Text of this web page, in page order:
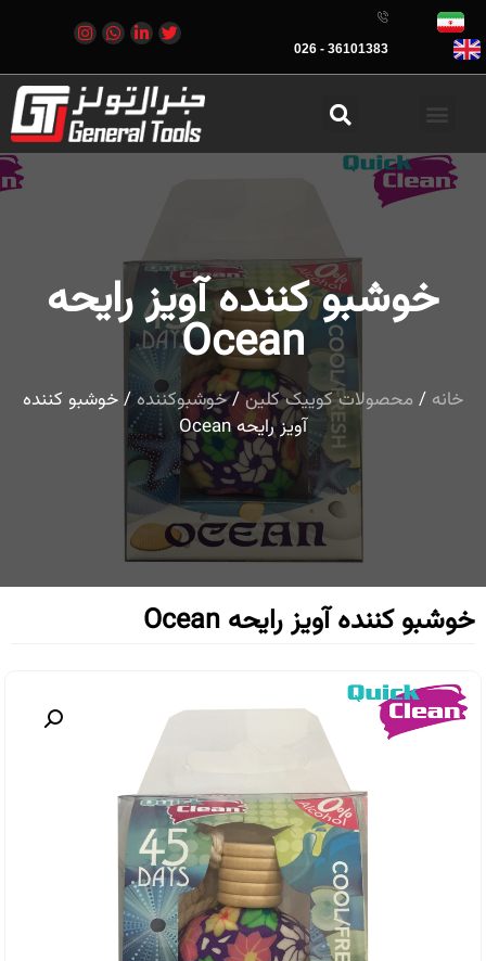
36101383 - 026
خوشبو کننده آویز رایحه
Ocean
خانه / محصولات کوییک کلین/خوشبوکننده/ خوشبو کننده
آویز رایحه Ocean
خوشبو کننده آویز رایحه Ocean